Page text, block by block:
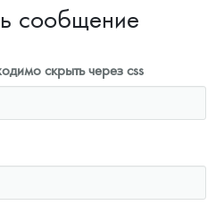
сообщение
скрыть через css